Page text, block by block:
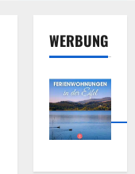
WERBUNG